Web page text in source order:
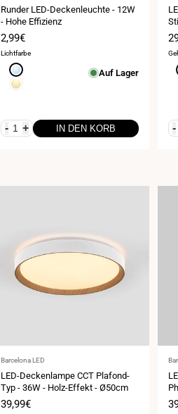
Runder LED-Deckenleuchte - 12W
- Hohe Effizienz
Verkaufspreis
2,99€
Lichtfarbe
Kaltweiß
6000K
Warmweiß
Auf Lager
- + IN DEN KORB -
Anbieter:
Barcelona LED
LED-Deckenlampe CCT Plafond-
Typ - 36W - Holz-Effekt - Ø50cm
Verkaufspreis
39,99€